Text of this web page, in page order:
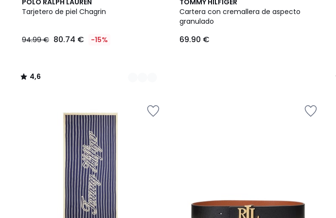
POLO RALPH LAUREN
Tarjetero de piel Chagrin
94.99 € 80.74 € -15%
/ 5
Colores
4,6
/
TOMMY HILFIGER
Cartera con cremallera de aspecto
granulado
69.90 €